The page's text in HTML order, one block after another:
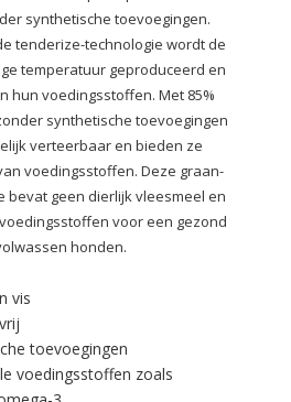
synthetische toevoegingen.
tenderize-technologie wordt de
temperatuur geproduceerd en
hun voedingsstoffen. Met 85%
synthetische toevoegingen
verteerbaar en bieden ze
voedingsstoffen. Deze graan-
bevat geen dierlijk vleesmeel en
voor een gezond
honden.
vis
toevoegingen
voedingsstoffen zoals